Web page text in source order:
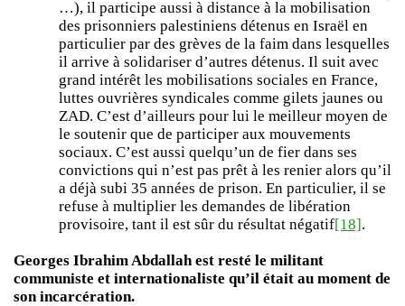
…), il participe aussi à distance à la mobilisation
des prisonniers palestiniens détenus en Israël en
particulier par des grèves de la faim dans lesquelles
il arrive à solidariser d’autres détenus. Il suit avec
grand intérêt les mobilisations sociales en France,
luttes ouvrières syndicales comme gilets jaunes ou
ZAD. C’est d’ailleurs pour lui le meilleur moyen de
le soutenir que de participer aux mouvements
sociaux. C’est aussi quelqu’un de fier dans ses
convictions qui n’est pas prêt à les renier alors qu’il
a déjà subi 35 années de prison. En particulier, il se
refuse à multiplier les demandes de libération
provisoire, tant il est sûr du résultat négatif[18].
Georges Ibrahim Abdallah est resté le militant
communiste et internationaliste qu’il était au moment de
son incarcération.